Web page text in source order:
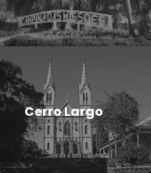
Cerro Largo